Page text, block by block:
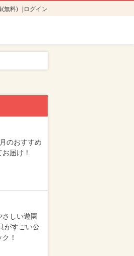
(無料) ログイン
のおすすめ
届け！
さしい遊園
がすごい公
！